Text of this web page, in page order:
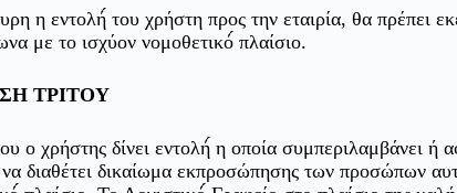
η εντολή́ του χρήστη προς την εταιρία, θα πρέπει
με το ισχύον νομοθετικό́ πλαίσιο.
ΤΡΙΤΟΥ
ο χρήστης δίνει εντολή́ η οποία συμπεριλαμβάνει ή
να διαθέτει δικαίωμα εκπροσώπησης των προσώπων